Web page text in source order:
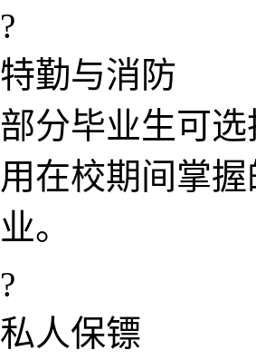
?
特勤与消防
部分毕业生可
用在校期间掌
业。
?️
私人​保镖